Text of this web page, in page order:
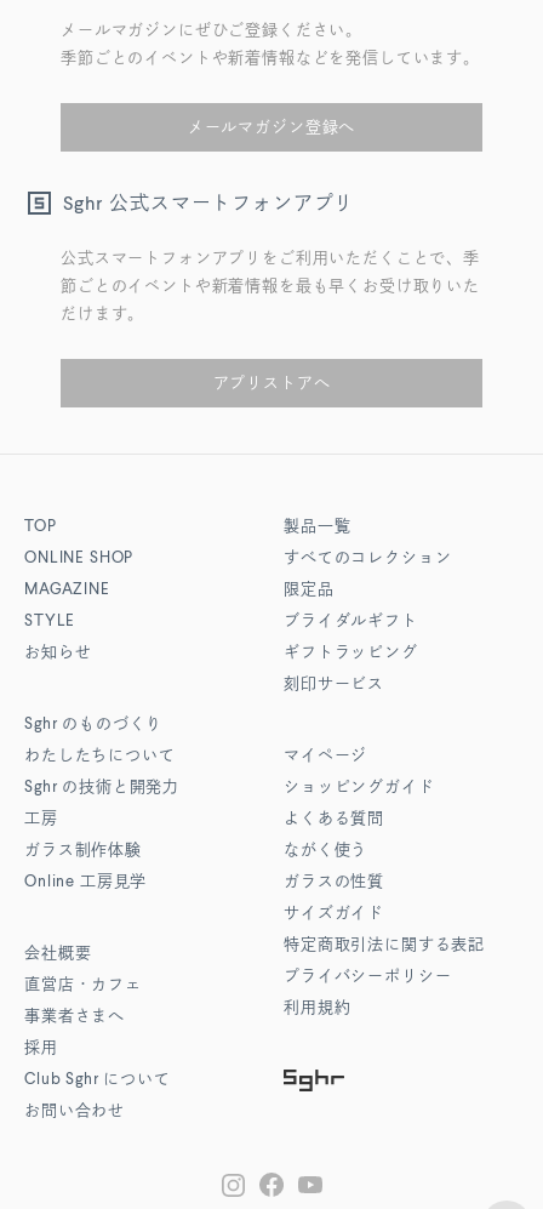
メールマガジンにぜひご登録ください。
季節ごとのイベントや新着情報などを発信しています。
メールマガジン登録へ
Sghr 公式スマートフォンアプリ
公式スマートフォンアプリをご利用いただくことで、季
節ごとのイベントや新着情報を最も早くお受け取りいた
だけます。
アプリストアへ
TOP
ONLINE SHOP
MAGAZINE
STYLE
お知らせ
Sghr のものづくり
わたしたちについて
Sghr の技術と開発力
工房
ガラス制作体験
Online 工房見学
会社概要
直営店・カフェ
事業者さまへ
採用
Club Sghr について
お問い合わせ
製品一覧
すべてのコレクション
限定品
ブライダルギフト
ギフトラッピング
刻印サービス
マイページ
ショッピングガイド
よくある質問
ながく使う
ガラスの性質
サイズガイド
特定商取引法に関する表記
プライバシーポリシー
利用規約